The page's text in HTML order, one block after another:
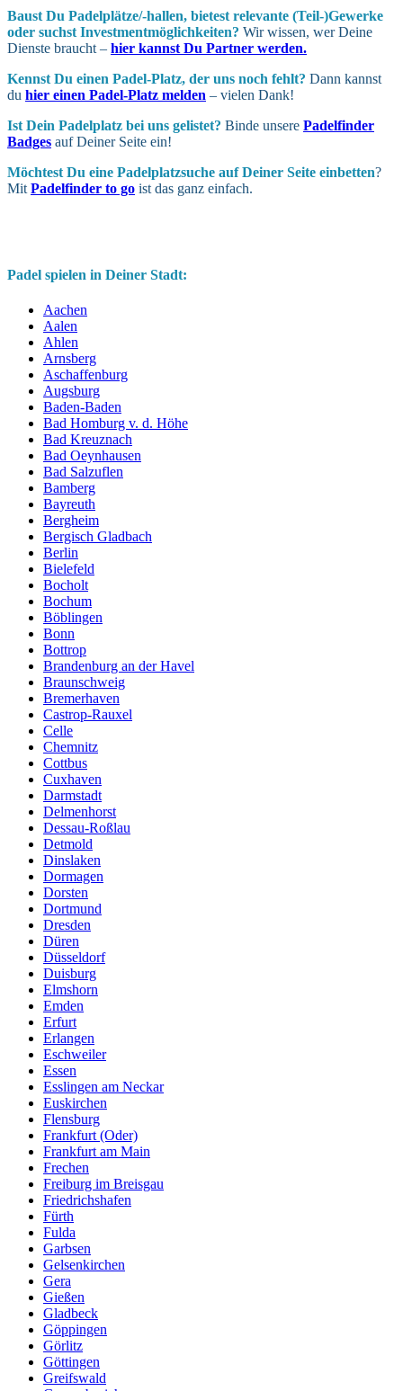
Baust Du Padel­plätze/-hallen, bietest relevante (Teil-)Gewerke
oder suchst In­vest­ment­möglich­keiten? Wir wissen, wer Deine
Dienste braucht – hier kannst Du Partner werden.
Kennst Du einen Padel-Platz, der uns noch fehlt? Dann kannst
du hier einen Padel-Platz melden – vielen Dank!
Ist Dein Padel­platz bei uns gelistet? Binde unsere Padelfinder
Badges auf Deiner Seite ein!
Möchtest Du eine Padel­platz­suche auf Deiner Seite ein­betten?
MitPadelfinder to go ist das ganz einfach.
Padel spielen in Deiner Stadt:
Aachen
Aalen
Ahlen
Arnsberg
Aschaffenburg
Augsburg
Baden-Baden
Bad Homburg v. d. Höhe
Bad Kreuznach
Bad Oeynhausen
Bad Salzuflen
Bamberg
Bayreuth
Bergheim
Bergisch Gladbach
Berlin
Bielefeld
Bocholt
Bochum
Böblingen
Bonn
Bottrop
Brandenburg an der Havel
Braunschweig
Bremerhaven
Castrop-Rauxel
Celle
Chemnitz
Cottbus
Cuxhaven
Darmstadt
Delmenhorst
Dessau-Roßlau
Detmold
Dinslaken
Dormagen
Dorsten
Dortmund
Dresden
Düren
Düsseldorf
Duisburg
Elmshorn
Emden
Erfurt
Erlangen
Eschweiler
Essen
Esslingen am Neckar
Euskirchen
Flensburg
Frankfurt (Oder)
Frankfurt am Main
Frechen
Freiburg im Breisgau
Friedrichshafen
Fürth
Fulda
Garbsen
Gelsenkirchen
Gera
Gießen
Gladbeck
Göppingen
Görlitz
Göttingen
Greifswald